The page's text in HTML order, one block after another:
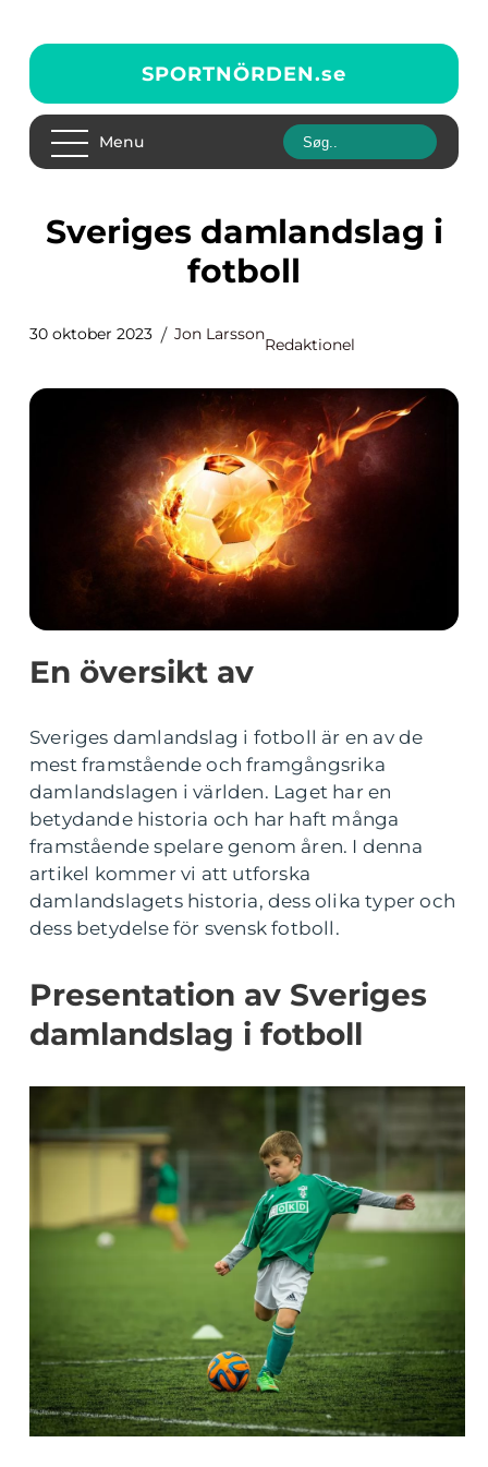
SPORTNÖRDEN.se
Menu
Sveriges damlandslag i
fotboll
30 oktober 2023 Jon Larsson
Redaktionel
En översikt av
Sveriges damlandslag i fotboll är en av de
mest framstående och framgångsrika
damlandslagen i världen. Laget har en
betydande historia och har haft många
framstående spelare genom åren. I denna
artikel kommer vi att utforska
damlandslagets historia, dess olika typer och
dess betydelse för svensk fotboll.
Presentation av Sveriges
damlandslag i fotboll